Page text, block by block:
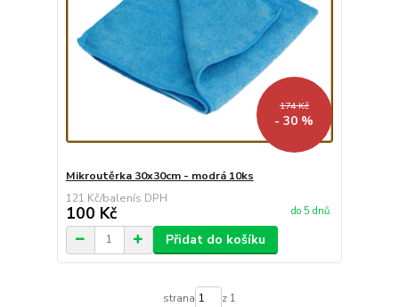
174 Kč
- 30 %
Mikroutěrka 30x30cm - modrá 10ks
121 Kč/balení
100 Kč do 5 dnů
Přidat do košíku
strana z 1